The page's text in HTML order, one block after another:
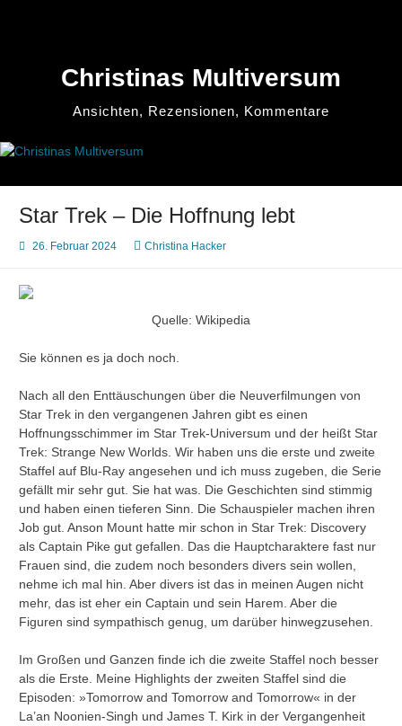
Christinas Multiversum
Ansichten, Rezensionen, Kommentare
Star Trek – Die Hoffnung lebt
26. Februar 2024 Christina Hacker
Quelle: Wikipedia
Sie können es ja doch noch.
Nach all den Enttäuschungen über die Neuverfilmungen von
Star Trek in den vergangenen Jahren gibt es einen
Hoffnungsschimmer im Star Trek-Universum und der heißt Star
Trek: Strange New Worlds. Wir haben uns die erste und zweite
Staffel auf Blu-Ray angesehen und ich muss zugeben, die Serie
gefällt mir sehr gut. Sie hat was. Die Geschichten sind stimmig
und haben einen tieferen Sinn. Die Schauspieler machen ihren
Job gut. Anson Mount hatte mir schon in Star Trek: Discovery
als Captain Pike gut gefallen. Das die Hauptcharaktere fast nur
Frauen sind, die zudem noch besonders divers sein wollen,
nehme ich mal hin. Aber divers ist das in meinen Augen nicht
mehr, das ist eher ein Captain und sein Harem. Aber die
Figuren sind sympathisch genug, um darüber hinwegzusehen.
Im Großen und Ganzen finde ich die zweite Staffel noch besser
als die Erste. Meine Highlights der zweiten Staffel sind die
Episoden: »Tomorrow and Tomorrow and Tomorrow« in der
La’an Noonien-Singh und James T. Kirk in der Vergangenheit